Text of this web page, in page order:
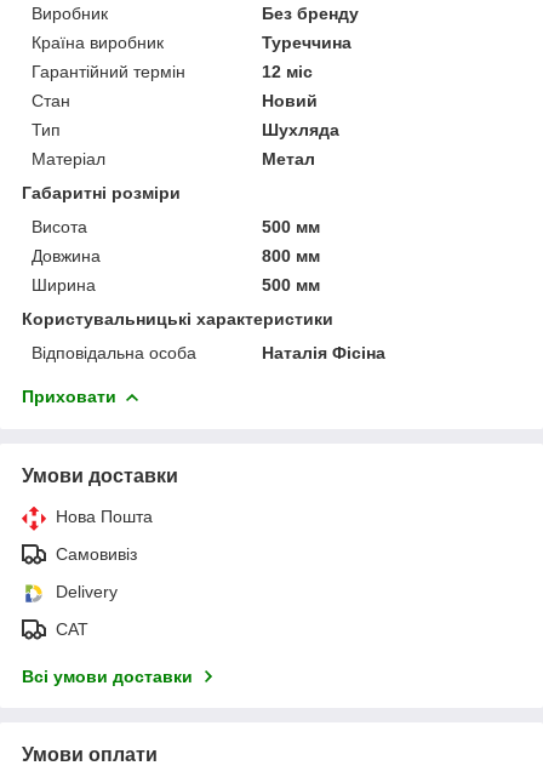
Виробник
Без бренду
Країна виробник
Туреччина
Гарантійний термін
12 міс
Стан
Новий
Тип
Шухляда
Матеріал
Метал
Габаритні розміри
Висота
500 мм
Довжина
800 мм
Ширина
500 мм
Користувальницькі характеристики
Відповідальна особа
Наталія Фісіна
Приховати
Умови доставки
Нова Пошта
Самовивіз
Delivery
САТ
Всі умови доставки
Умови оплати